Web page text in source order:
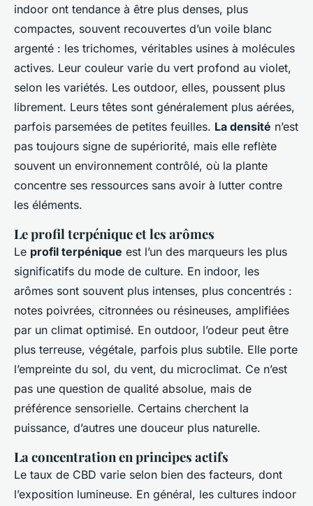
indoor ont tendance à être plus denses, plus
compactes, souvent recouvertes d’un voile blanc
argenté : les trichomes, véritables usines à molécules
actives. Leur couleur varie du vert profond au violet,
selon les variétés. Les outdoor, elles, poussent plus
librement. Leurs têtes sont généralement plus aérées,
parfois parsemées de petites feuilles. La densité n’est
pas toujours signe de supériorité, mais elle reflète
souvent un environnement contrôlé, où la plante
concentre ses ressources sans avoir à lutter contre
les éléments.
Le profil terpénique et les arômes
Le profil terpénique est l’un des marqueurs les plus
significatifs du mode de culture. En indoor, les
arômes sont souvent plus intenses, plus concentrés :
notes poivrées, citronnées ou résineuses, amplifiées
par un climat optimisé. En outdoor, l’odeur peut être
plus terreuse, végétale, parfois plus subtile. Elle porte
l’empreinte du sol, du vent, du microclimat. Ce n’est
pas une question de qualité absolue, mais de
préférence sensorielle. Certains cherchent la
puissance, d’autres une douceur plus naturelle.
La concentration en principes actifs
Le taux de CBD varie selon bien des facteurs, dont
l’exposition lumineuse. En général, les cultures indoor